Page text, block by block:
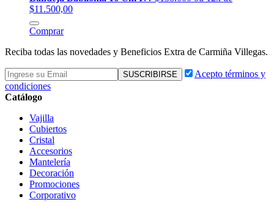
$11.500,00
Comprar
Reciba todas las novedades y Beneficios Extra de Carmiña Villegas.
Acepto términos y
condiciones
Catálogo
Vajilla
Cubiertos
Cristal
Accesorios
Mantelería
Decoración
Promociones
Corporativo